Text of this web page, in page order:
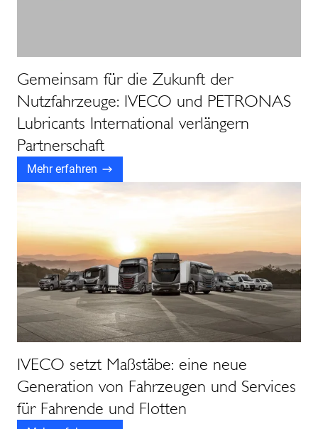
Gemeinsam für die Zukunft der
Nutzfahrzeuge: IVECO und PETRONAS
Lubricants International verlängern
Partnerschaft
Mehr erfahren
IVECO setzt Maßstäbe: eine neue
Generation von Fahrzeugen und Services
für Fahrende und Flotten